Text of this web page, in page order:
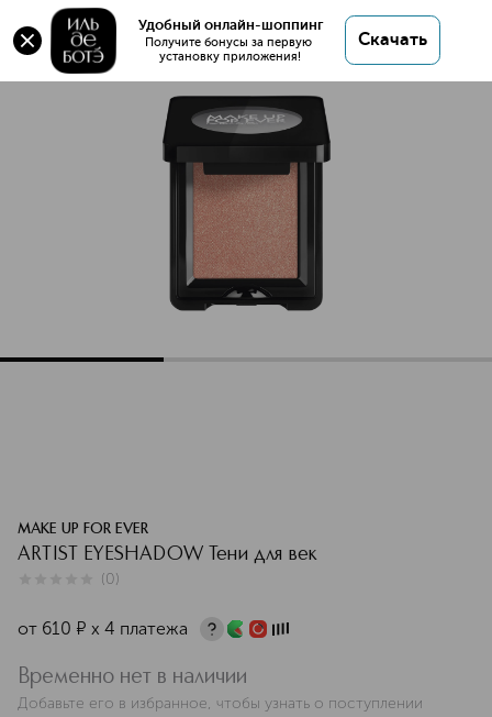
Удобный онлайн-шоппинг
Получите бонусы за первую
установку приложения!
Скачать
ARTIST EYESHADOW Тени для век
ARTIST EYESHADOW Тени для век
MAKE UP FOR EVER
ARTIST EYESHADOW Тени для век
(0)
от 610 ¤ х 4 платежа
Временно нет в наличии
Добавьте его в избранное, чтобы узнать о поступлении